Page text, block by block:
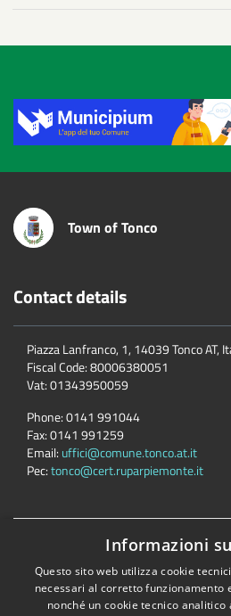
Title
Town of Tonco
Contact details
Piazza Lanfranco, 1, 14039 Tonco AT,
Fiscal Code:80006380051
Vat:01343950059
Phone:0141 991044
Fax:0141 991259
Email: uffici@comune.tonco.at.it
Pec:tonco@cert.ruparpiemonte.it
Accessibility Privacy
Dichiarazione di
Comune
Informazioni
Questo sito web utilizza cookie
necessari al corretto funzionamento
nonché un cookie tecnico